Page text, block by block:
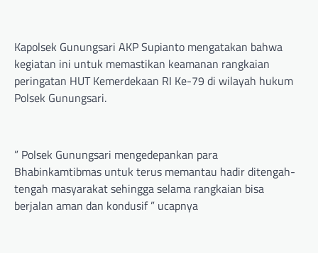
Kapolsek Gunungsari AKP Supianto mengatakan bahwa
kegiatan ini untuk memastikan keamanan rangkaian
peringatan HUT Kemerdekaan RI Ke-79 di wilayah hukum
Polsek Gunungsari.
” Polsek Gunungsari mengedepankan para
Bhabinkamtibmas untuk terus memantau hadir ditengah-
tengah masyarakat sehingga selama rangkaian bisa
berjalan aman dan kondusif ” ucapnya